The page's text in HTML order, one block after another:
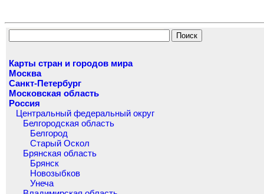
Карты стран и городов мира
Москва
Санкт-Петербург
Московская область
Россия
Центральный федеральный округ
Белгородская область
Белгород
Старый Оскол
Брянская область
Брянск
Новозыбков
Унеча